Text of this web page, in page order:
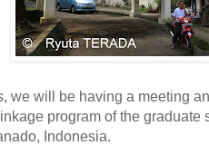
we will be having a meeting
program of the graduate
Indonesia.